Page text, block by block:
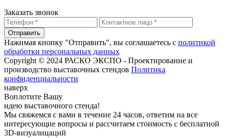
Заказать звонок
Отправить
Нажимая кнопку "Отправить", вы соглашаетесь с политикой
обработки персональных данных
Copyright © 2024 РАСКО ЭКСПО - Проектирование и
производство выставочных стендов Политика
конфиденциальности
наверх
Воплотите Вашу
идею выставочного стенда!
Мы свяжемся с вами в течение 24 часов, ответим на все
интересующие вопросы и рассчитаем стоимость с бесплатной
3D-визуалицаций